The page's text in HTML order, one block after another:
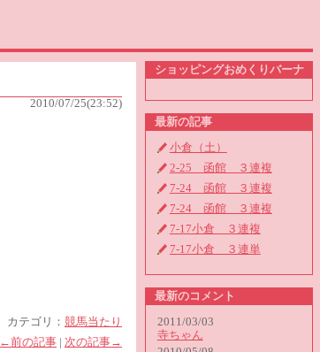
2010/07/25(23:52)
カテゴリ： 競馬当たり
←前の記事 | 次の記事→
ショッピングおめくりバーナ
最新の記事
小倉（土）
2-25 函館 ３連複
7-24 函館 ３連複
7-24 函館 ３連複
7-17小倉 ３連複
7-17小倉 ３連単
最新のコメント
2011/03/03
寺ちゃん